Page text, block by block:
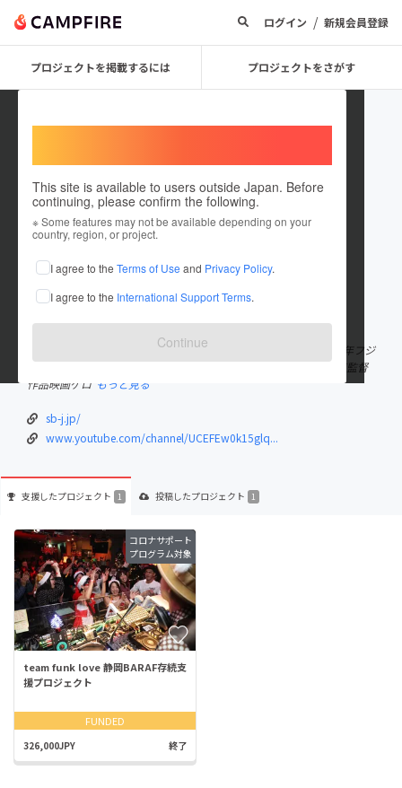
ログイン / 新規会員登録
プロジェクトを掲載するには プロジェクトをさがす
This site is available to users outside Japan. Before
continuing, please confirm the following.
※ Some features may not be available depending on your
country, region, or project.
I agree to the Terms of Use and Privacy Policy.
I agree to the International Support Terms.
Continue
yus30104
これまでに1回支援して1件のプロジェクトを投稿しています
在住国：日本 現在地：愛知県
出身国：日本 出身地：愛知県
1992年名古屋錦三70年代soul DISCO Sound Bar JAPを開業 1994年フジ
TVソウルとんねるず東海地区オーディション会場誘致 2003年井筒監督
作品映画ゲロ もっと見る
sb-j.jp/
www.youtube.com/channel/UCEFEw0k15glq...
支援したプロジェクト 1 投稿したプロジェクト 1
コロナサポート
プログラム対象
team funk love 静岡BARAF存続支
援プロジェクト
FUNDED
326,000JPY 終了